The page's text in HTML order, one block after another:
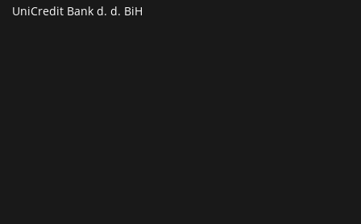
UniCredit Bank d. d. BiH